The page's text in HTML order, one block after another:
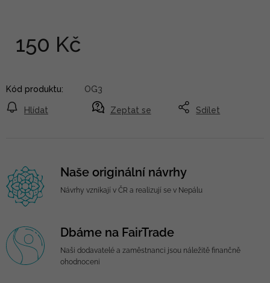
150 Kč
Zeptat se
Hlídat Sdílet
Kód produktu: OG3
Naše originální návrhy
Návrhy vznikají v ČR a realizují se v Nepálu
Dbáme na FairTrade
Naši dodavatelé a zaměstnanci jsou náležitě finančně
ohodnoceni